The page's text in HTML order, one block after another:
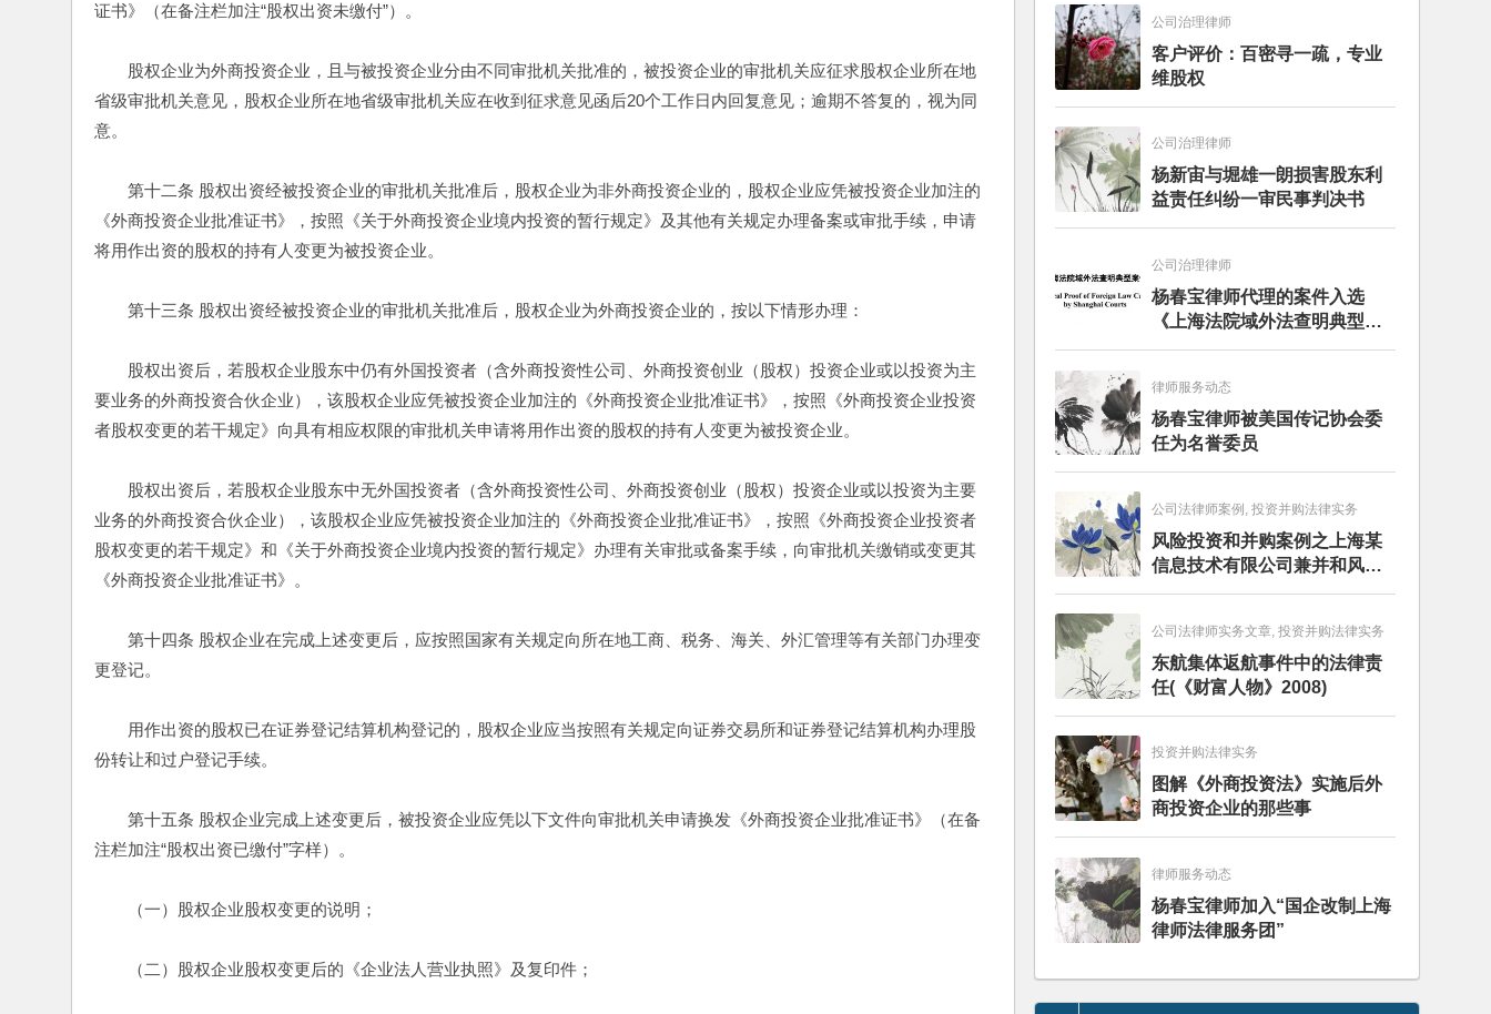
证书》（在备注栏加注“股权出资未缴付”）。
股权企业为外商投资企业，且与被投资企业分由不同审批机关批准的，被投资企业的审批机关应征求股权企业所在地
省级审批机关意见，股权企业所在地省级审批机关应在收到征求意见函后20个工作日内回复意见；逾期不答复的，视为同
意。
第十二条 股权出资经被投资企业的审批机关批准后，股权企业为非外商投资企业的，股权企业应凭被投资企业加注的
《外商投资企业批准证书》，按照《关于外商投资企业境内投资的暂行规定》及其他有关规定办理备案或审批手续，申请
将用作出资的股权的持有人变更为被投资企业。
第十三条 股权出资经被投资企业的审批机关批准后，股权企业为外商投资企业的，按以下情形办理：
股权出资后，若股权企业股东中仍有外国投资者（含外商投资性公司、外商投资创业（股权）投资企业或以投资为主
要业务的外商投资合伙企业），该股权企业应凭被投资企业加注的《外商投资企业批准证书》，按照《外商投资企业投资
者股权变更的若干规定》向具有相应权限的审批机关申请将用作出资的股权的持有人变更为被投资企业。
股权出资后，若股权企业股东中无外国投资者（含外商投资性公司、外商投资创业（股权）投资企业或以投资为主要
业务的外商投资合伙企业），该股权企业应凭被投资企业加注的《外商投资企业批准证书》，按照《外商投资企业投资者
股权变更的若干规定》和《关于外商投资企业境内投资的暂行规定》办理有关审批或备案手续，向审批机关缴销或变更其
《外商投资企业批准证书》。
第十四条 股权企业在完成上述变更后，应按照国家有关规定向所在地工商、税务、海关、外汇管理等有关部门办理变
更登记。
用作出资的股权已在证券登记结算机构登记的，股权企业应当按照有关规定向证券交易所和证券登记结算机构办理股
份转让和过户登记手续。
第十五条 股权企业完成上述变更后，被投资企业应凭以下文件向审批机关申请换发《外商投资企业批准证书》（在备
注栏加注“股权出资已缴付”字样）。
（一）股权企业股权变更的说明；
（二）股权企业股权变更后的《企业法人营业执照》及复印件；
公司治理律师
客户评价：百密寻一疏，专业
维股权
公司治理律师
杨新宙与堀雄一朗损害股东利
益责任纠纷一审民事判决书
公司治理律师
杨春宝律师代理的案件入选
《上海法院域外法查明典型案
例》
律师服务动态
杨春宝律师被美国传记协会委
任为名誉委员
公司法律师案例, 投资并购法律实务
风险投资和并购案例之上海某
信息技术有限公司兼并和风险
投资服务
公司法律师实务文章, 投资并购法律实务
东航集体返航事件中的法律责
任(《财富人物》2008)
投资并购法律实务
图解《外商投资法》实施后外
商投资企业的那些事
律师服务动态
杨春宝律师加入“国企改制上海
律师法律服务团”